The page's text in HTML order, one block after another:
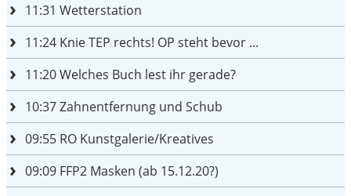
11:31 Wetterstation
11:24 Knie TEP rechts! OP steht bevor ...
11:20Welches Buch lest ihr gerade?
10:37Zahnentfernung und Schub
09:55 RO Kunstgalerie/Kreatives
09:09 FFP2 Masken (ab 15.12.20?)